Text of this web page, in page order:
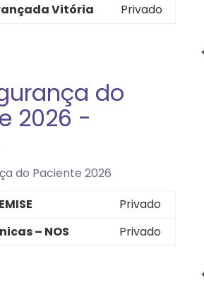
Vitória Privado
do
2026 -
Privado
– NOS
Privado